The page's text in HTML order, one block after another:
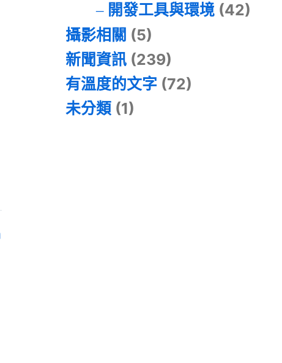
開發工具與環境(42)
攝影相關 (5)
新聞資訊 (239)
有溫度的文字 (72)
未分類 (1)